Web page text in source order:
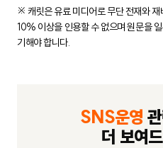
※ 캐릿은 유료 미디어로 무단 전재와 재
10% 이상을 인용할 수 없으며 원문을
기해야 합니다.
SNS운영
더 보여